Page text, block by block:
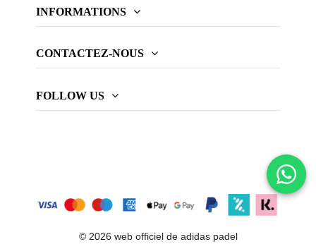
INFORMATIONS
CONTACTEZ-NOUS
FOLLOW US
© 2026 web officiel de adidas padel